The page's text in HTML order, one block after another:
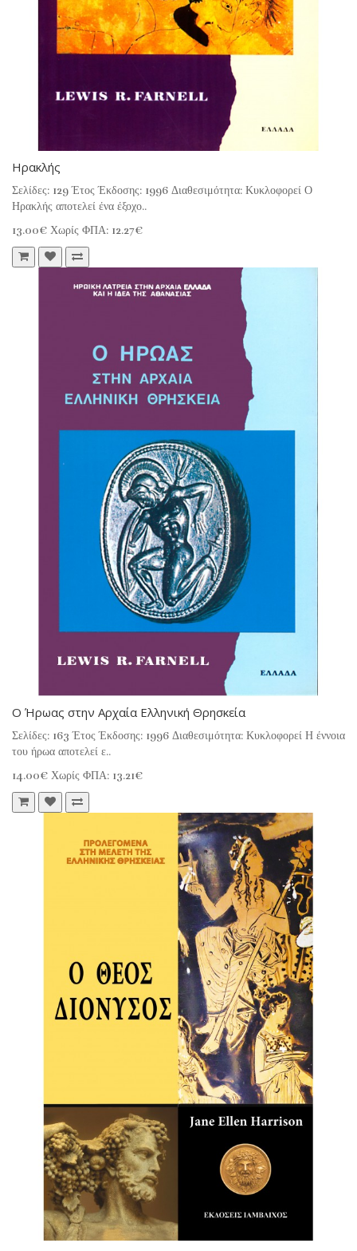
Ηρακλής
Σελίδες: 129 Έτος Έκδοσης: 1996 Διαθεσιμότητα: Κυκλοφορεί Ο
Ηρακλής αποτελεί ένα έξοχο..
13.00€ Χωρίς ΦΠΑ: 12.27€
Ο Ήρωας στην Αρχαία Ελληνική Θρησκεία
Σελίδες: 163 Έτος Έκδοσης: 1996 Διαθεσιμότητα: Κυκλοφορεί Η έννοια
του ήρωα αποτελεί ε..
14.00€ Χωρίς ΦΠΑ: 13.21€